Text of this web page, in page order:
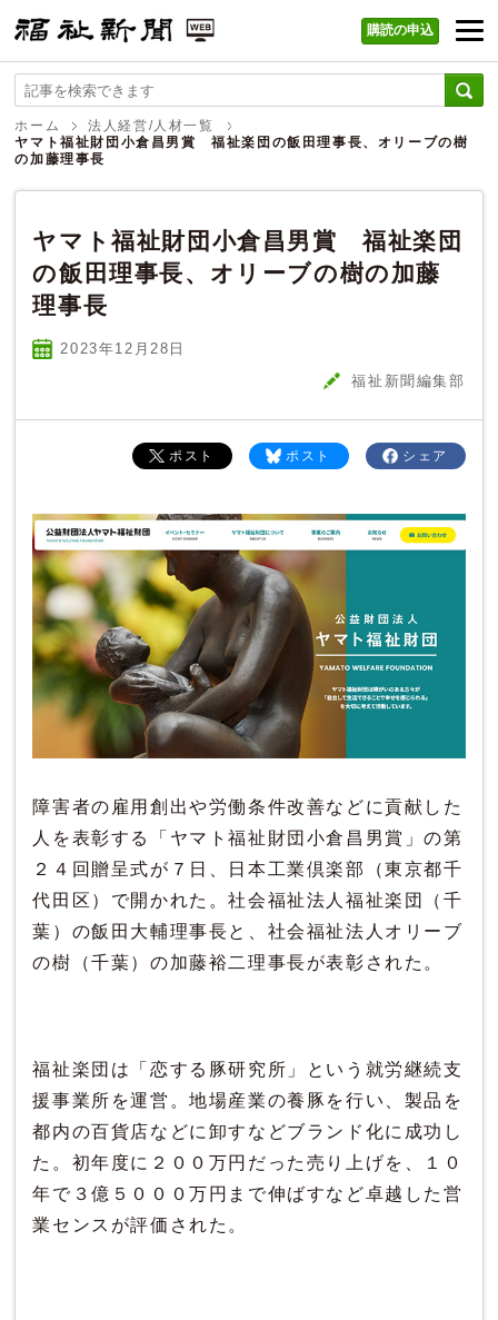
福祉新聞 WEB
購読の申込
ホーム
法人経営/人材一覧
ヤマト福祉財団小倉昌男賞 福祉楽団の飯田理事長、オリーブの樹
の加藤理事長
ヤマト福祉財団小倉昌男賞 福祉楽団
の飯田理事長、オリーブの樹の加藤
理事長
2023年12 月28 日
福祉新聞編集部
シェア
ポスト
ポスト
障害者の雇用創出や労働条件改善などに貢献した
人を表彰する「ヤマト福祉財団小倉昌男賞」の第
２４回贈呈式が７日、日本工業倶楽部（東京都千
代田区）で開かれた。社会福祉法人福祉楽団（千
葉）の飯田大輔理事長と、社会福祉法人オリーブ
の樹（千葉）の加藤裕二理事長が表彰された。
福祉楽団は「恋する豚研究所」という就労継続支
援事業所を運営。地場産業の養豚を行い、製品を
都内の百貨店などに卸すなどブランド化に成功し
た。初年度に２００万円だった売り上げを、１０
年で３億５０００万円まで伸ばすなど卓越した営
業センスが評価された。